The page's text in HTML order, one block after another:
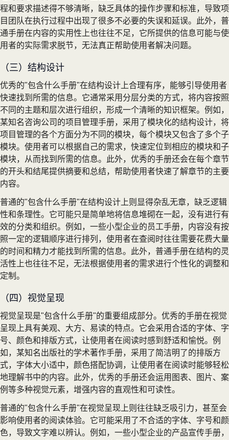
程和要求描述得不够清晰，缺乏具体的操作步骤和标准，导致项
目团队在执行过程中出现了很多不必要的失误和延误。此外，普
通手册在内容的实用性上也往往不足，它所提供的信息可能与使
用者的实际需求脱节，无法真正帮助使用者解决问题。
（三）结构设计
优秀的"包含什么手册"在结构设计上合理有序，能够引导使用者
快速找到所需的信息。它通常采用分层分类的方式，将内容按照
不同的主题和层次进行组织，形成一个清晰的知识框架。例如，
某知名咨询公司的项目管理手册，采用了模块化的结构设计，将
项目管理的各个方面分为不同的模块，每个模块又包含了多个子
模块。使用者可以根据自己的需求，快速定位到相应的模块和子
模块，从而找到所需的信息。此外，优秀的手册还会在每个章节
的开头和结尾提供摘要和总结，帮助使用者快速了解章节的主要
内容。
普通的"包含什么手册"在结构设计上则显得杂乱无章，缺乏逻辑
性和条理性。它可能只是简单地将信息堆砌在一起，没有进行有
效的分类和组织。例如，一些小型企业的员工手册，内容没有按
照一定的逻辑顺序进行排列，使用者在查阅时往往需要花费大量
的时间和精力才能找到所需的信息。此外，普通手册在结构的灵
活性上也往往不足，无法根据使用者的需求进行个性化的调整和
定制。
（四）视觉呈现
视觉呈现是"包含什么手册"的重要组成部分。优秀的手册在视觉
呈现上具有美观、大方、易读的特点。它会采用合适的字体、字
号、颜色和排版方式，让使用者在阅读时感到舒适和愉悦。例
如，某知名出版社的学术著作手册，采用了简洁明了的排版方
式，字体大小适中，颜色搭配协调，让使用者在阅读时能够轻松
地理解书中的内容。此外，优秀的手册还会运用图表、图片、案
例等多种视觉元素，增强内容的直观性和可读性。
普通的"包含什么手册"在视觉呈现上则往往缺乏吸引力，甚至会
影响使用者的阅读体验。它可能采用了不合适的字体、字号和颜
色，导致文字难以辨认。例如，一些小型企业的产品宣传手册，